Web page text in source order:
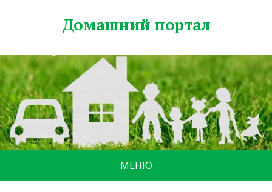
Домашний портал
МЕНЮ